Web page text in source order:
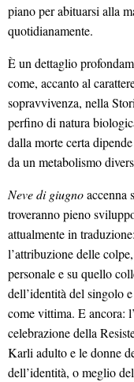
piano per abituarsi alla
quotidianamente.
È un dettaglio
come, accanto al
sopravvivenza, nella
perfino di natura
dalla morte certa
da un metabolismo
Neve di giugnoaccenna
troveranno pieno
attualmente in
l’attribuzione delle
personale e su quello
dell’identità del singolo
come vittima. E ancora:
celebrazione della
Karli adulto e le donne
dell’identità, o meglio